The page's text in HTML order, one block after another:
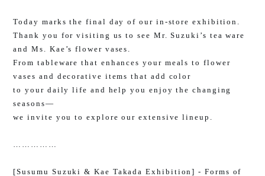
Today marks the final day of our in-store exhibition.
Thank you for visiting us to see Mr. Suzuki’s tea ware
and Ms. Kae’s flower vases.
From tableware that enhances your meals to flower
vases and decorative items that add color
to your daily life and help you enjoy the changing
seasons—
we invite you to explore our extensive lineup.
……………
[Susumu Suzuki & Kae Takada Exhibition] - Forms of